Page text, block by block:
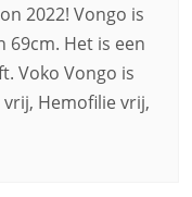
2022! Vongo is
69cm. Het is een
Voko Vongo is
vrij, Hemofilie vrij,